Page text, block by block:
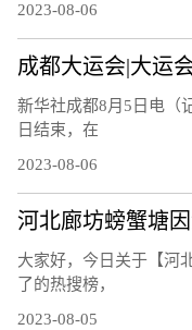
2023-08-06
新华社成都8月5日电（
日结束，在
2023-08-06
河北廊坊螃蟹塘
大家好，今日关于【河
了的热搜榜，
2023-08-05